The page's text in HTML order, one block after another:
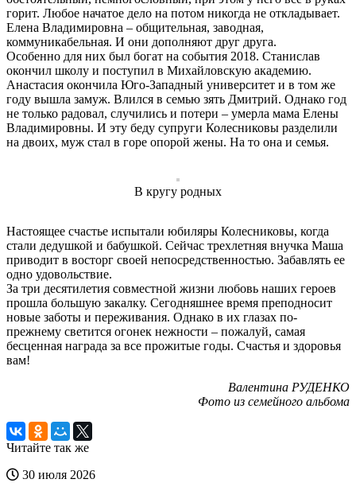
горит. Любое начатое дело на потом никогда не откладывает.
Елена Владимировна – общительная, заводная,
коммуникабельная. И они дополняют друг друга.
Особенно для них был богат на события 2018. Станислав
окончил школу и поступил в Михайловскую академию.
Анастасия окончила Юго-Западный университет и в том же
году вышла замуж. Влился в семью зять Дмитрий. Однако год
не только радовал, случились и потери – умерла мама Елены
Владимировны. И эту беду супруги Колесниковы разделили
на двоих, муж стал в горе опорой жены. На то она и семья.
В кругу родных
Настоящее счастье испытали юбиляры Колесниковы, когда
стали дедушкой и бабушкой. Сейчас трехлетняя внучка Маша
приводит в восторг своей непосредственностью. Забавлять ее
одно удовольствие.
За три десятилетия совместной жизни любовь наших героев
прошла большую закалку. Сегодняшнее время преподносит
новые заботы и переживания. Однако в их глазах по-
прежнему светится огонек нежности – пожалуй, самая
бесценная награда за все прожитые годы. Счастья и здоровья
вам!
Валентина РУДЕНКО
Фото из семейного альбома
Читайте так же
30 июля 2026